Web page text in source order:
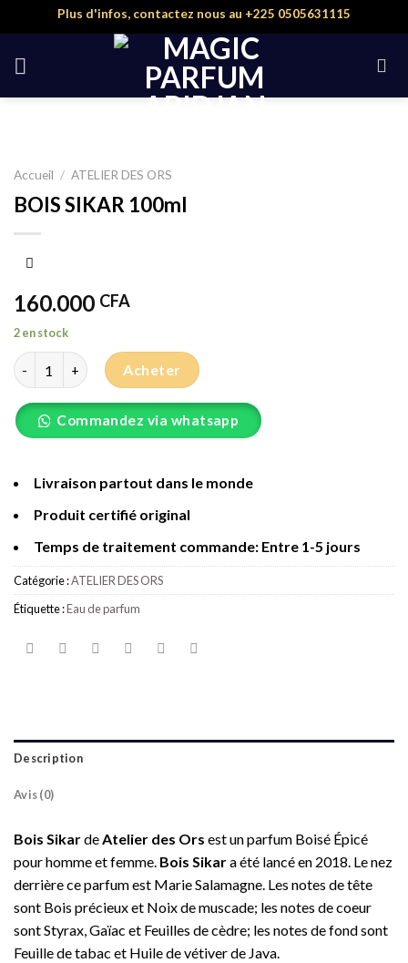
to
content
Plus d'infos, contactez nous au +225 0505631115
Accueil / ATELIER DES ORS
BOIS SIKAR 100ml
160.000 CFA
2 en stock
quantité de BOIS SIKAR 100ml
Acheter
Commandez via whatsapp
Livraison partout dans le monde
Produit certifié original
Temps de traitement commande: Entre 1-5 jours
Catégorie :ATELIER DES ORS
Étiquette :Eau de parfum
Description
Avis (0)
Bois SikardeAtelier des Ors est un parfum Boisé Épicé
pour homme et femme. Bois Sikara été lancé en 2018. Le nez
derrière ce parfum est Marie Salamagne. Les notes de tête
sont Bois précieux et Noix de muscade; les notes de coeur
sont Styrax, Gaïac et Feuilles de cèdre; les notes de fond sont
Feuille de tabac et Huile de vétiver de Java.